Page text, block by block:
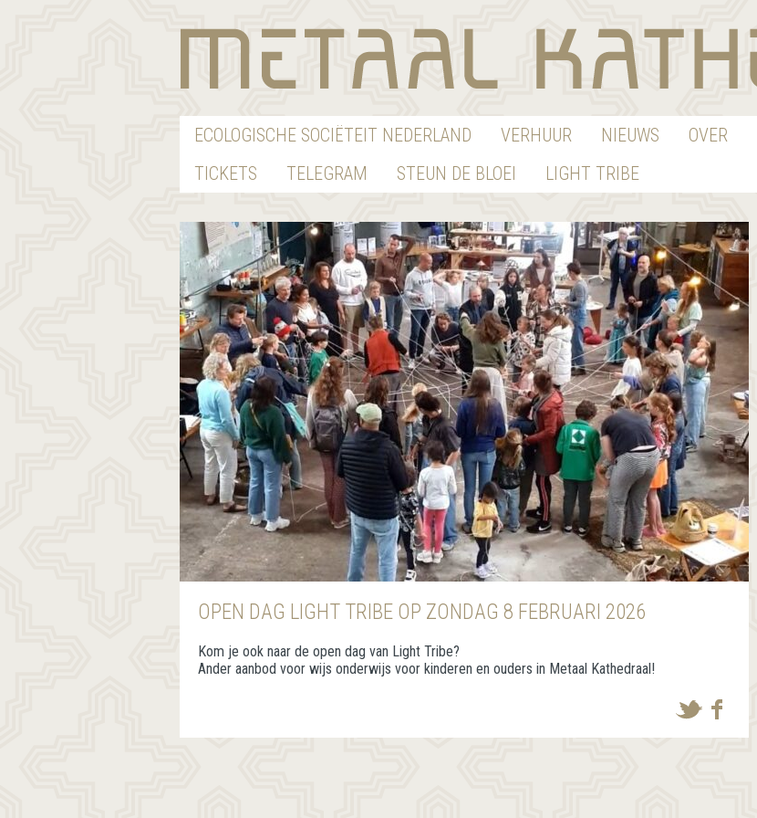
ECOLOGISCHE SOCIËTEIT NEDERLAND VERHUUR NIEUWS OVER
TICKETS
TELEGRAM STEUN DE BLOEI LIGHT TRIBE
OPEN DAG LIGHT TRIBE OP ZONDAG 8 FEBRUARI 2026
Kom je ook naar de open dag van Light Tribe?
Ander aanbod voor wijs onderwijs voor kinderen en ouders in Metaal Kathedraal!